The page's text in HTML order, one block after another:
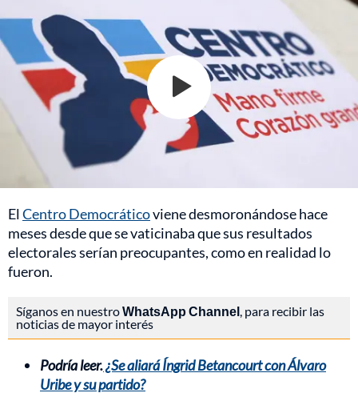
ElCentro Democráticoviene desmoronándose hace
meses desde que se vaticinaba que sus resultados
electorales serían preocupantes, como en realidad lo
fueron.
Síganos en nuestroWhatsApp Channel , para recibir las
noticias de mayor interés
Podría leer.¿Se aliará Íngrid Betancourt con Álvaro
Uribe y su partido?